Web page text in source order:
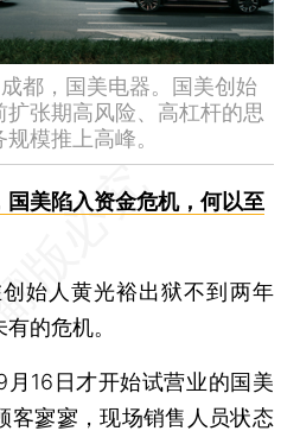
都，国美电器。国美创始
扩张期高风险、高杠杆的思
模推上高峰。
美陷入资金危机，何以至
始人黄光裕出狱不到两年
的危机。
月16日才开始试营业的国美
客寥寥，现场销售人员状态